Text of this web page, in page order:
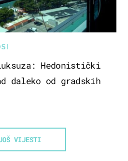
Hedonistički
daleko od gradskih
VIJESTI